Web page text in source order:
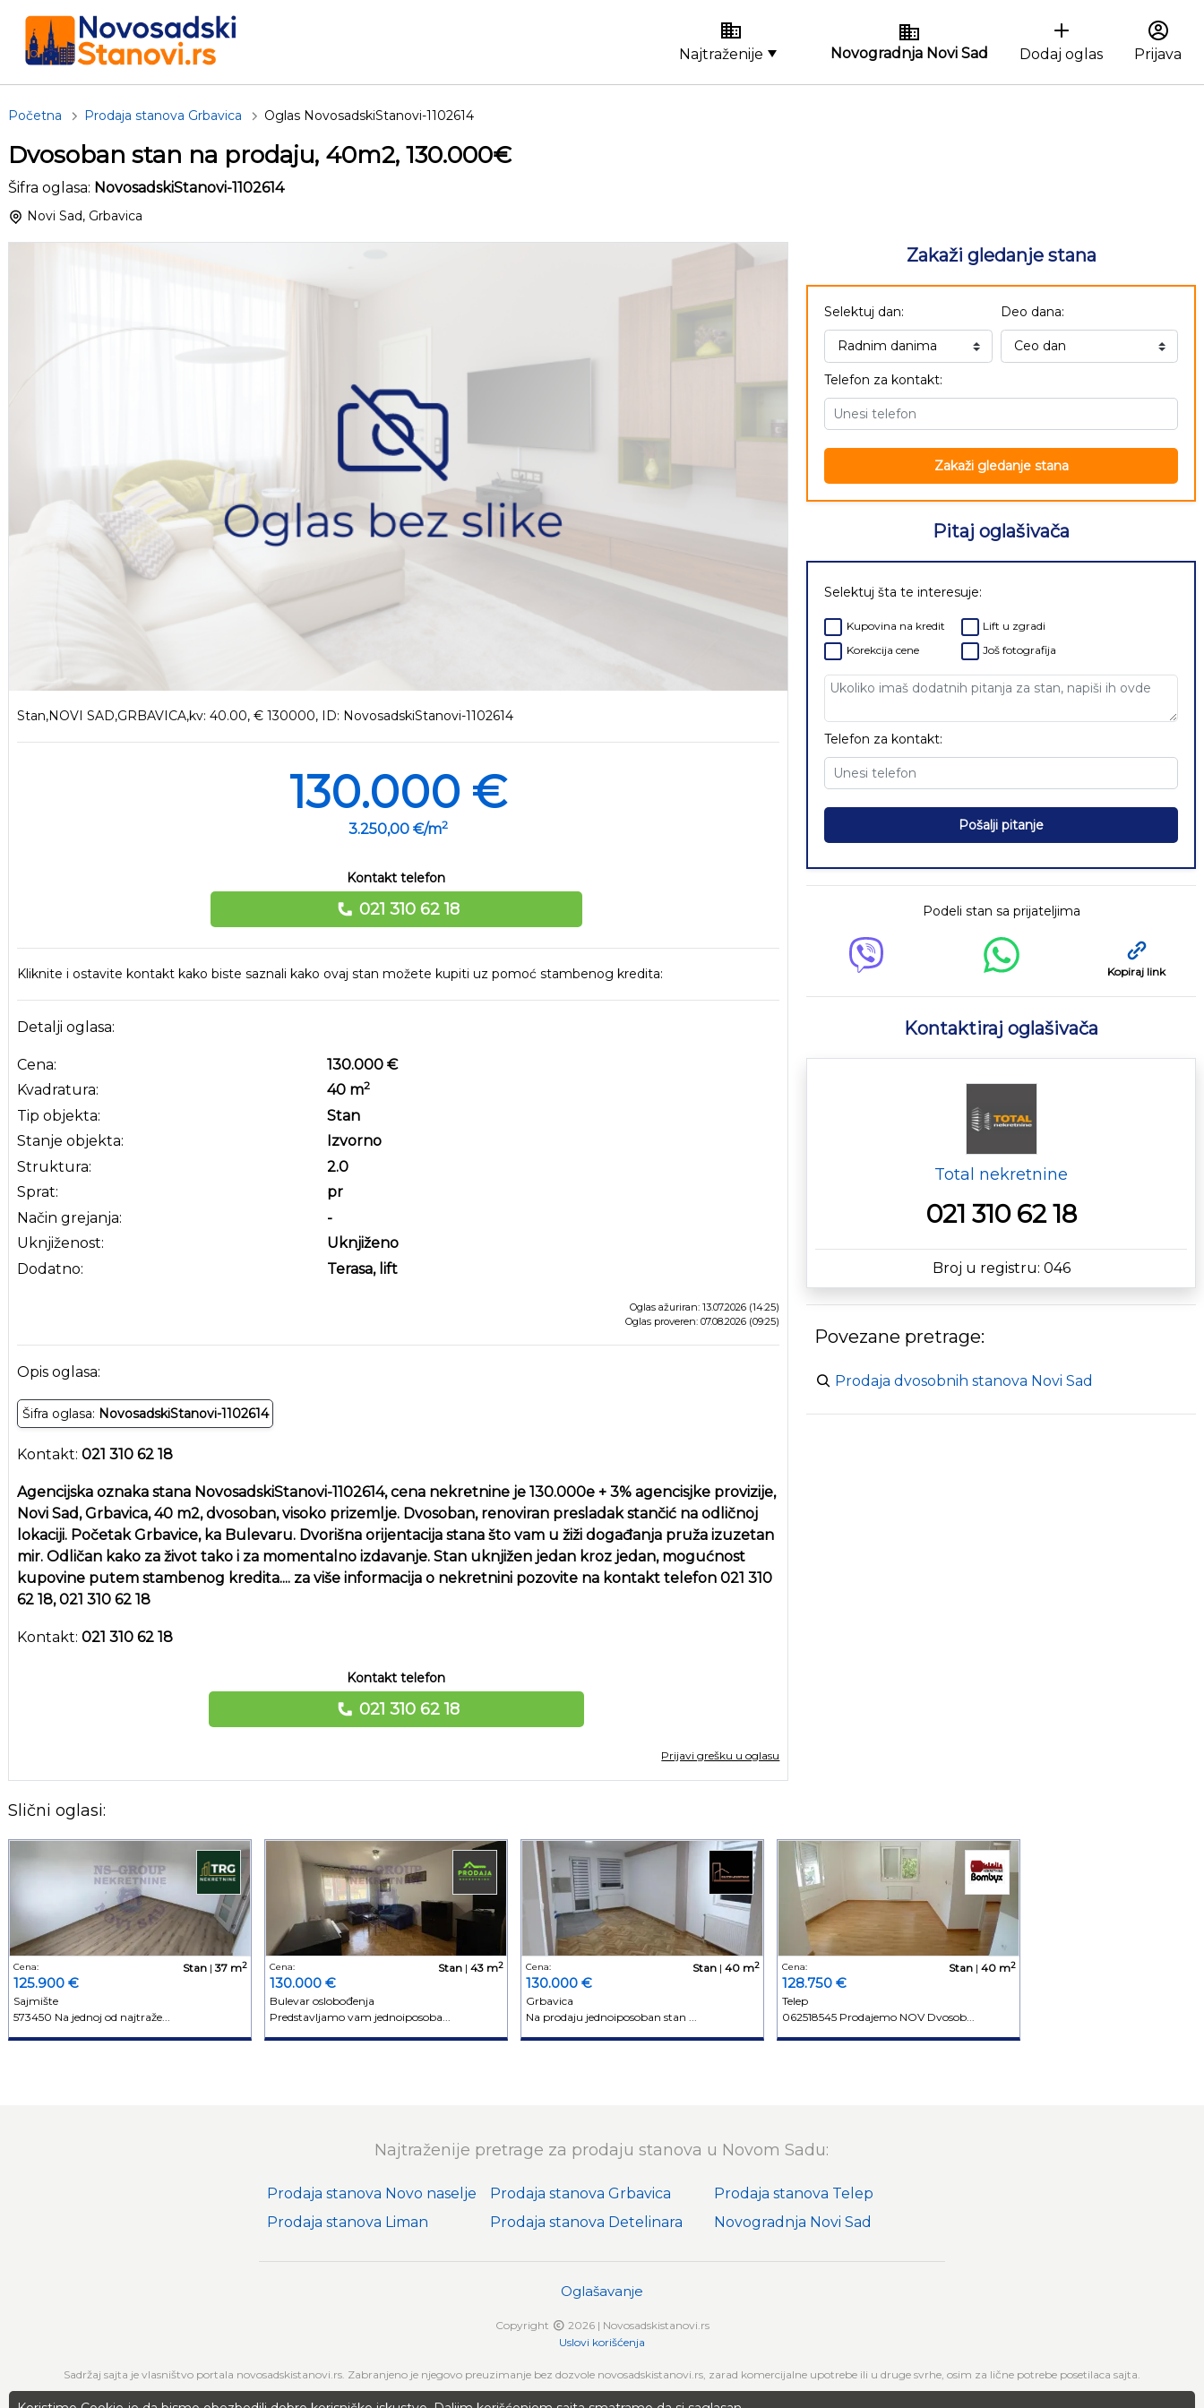
Najtraženije Novogradnja Novi Sad Dodaj oglas Prijava
Početna Prodaja stanova Grbavica Oglas NovosadskiStanovi-1102614
Dvosoban stan na prodaju, 40m2, 130.000€
Šifra oglasa: NovosadskiStanovi-1102614
Novi Sad, Grbavica
Stan,NOVI SAD,GRBAVICA,kv: 40.00, € 130000, ID: NovosadskiStanovi-1102614
130.000 €
3.250,00 €/m2
Kontakt telefon
021 310 62 18
Kliknite i ostavite kontakt kako biste saznali kako ovaj stan možete kupiti uz pomoć stambenog kredita:
Detalji oglasa:
Cena:
Kvadratura:
Tip objekta:
Stanje objekta:
Struktura:
Sprat:
Način grejanja:
Uknjiženost:
Dodatno:
130.000 €
40m2
Stan
Izvorno
2.0
pr
-
Uknjiženo
Terasa, lift
Oglas ažuriran: 13.07.2026 (14:25)
Oglas proveren: 07.08.2026 (09:25)
Opis oglasa:
Šifra oglasa: NovosadskiStanovi-1102614
Kontakt: 021 310 62 18
Agencijska oznaka stana NovosadskiStanovi-1102614, cena nekretnine je 130.000e + 3% agencisjke provizije,
Novi Sad, Grbavica, 40 m2, dvosoban, visoko prizemlje. Dvosoban, renoviran presladak stančić na odličnoj
lokaciji. Početak Grbavice, ka Bulevaru. Dvorišna orijentacija stana što vam u žiži događanja pruža izuzetan
mir. Odličan kako za život tako i za momentalno izdavanje. Stan uknjižen jedan kroz jedan, mogućnost
kupovine putem stambenog kredita.... za više informacija o nekretnini pozovite na kontakt telefon 021 310
62 18, 021 310 62 18
Kontakt: 021 310 62 18
Kontakt telefon
021 310 62 18
Prijavi grešku u oglasu
Zakaži gledanje stana
Selektuj dan: Deo dana:
Telefon za kontakt:
Zakaži gledanje stana
Pitaj oglašivača
Selektuj šta te interesuje:
Kupovina na kredit
Korekcija cene
Lift u zgradi
Još fotografija
Telefon za kontakt:
Pošalji pitanje
Podeli stan sa prijateljima
Kopiraj link
Kontaktiraj oglašivača
Total nekretnine
021 310 62 18
Broj u registru: 046
Povezane pretrage:
Prodaja dvosobnih stanova Novi Sad
Slični oglasi:
Cena:
125.900 €
Stan|37 m2
Sajmište
573450 Na jednoj od najtraže...
Cena:
130.000 €
Stan| 43 m2
Bulevar oslobođenja
Predstavljamo vam jednoiposoba...
Cena:
130.000 €
Stan| 40 m2
Grbavica
Na prodaju jednoiposoban stan ...
Cena:
128.750 €
Stan| 40 m2
Telep
062518545 Prodajemo NOV Dvosob...
Najtraženije pretrage za prodaju stanova u Novom Sadu:
Prodaja stanova Novo naselje
Prodaja stanova Liman
Prodaja stanova Grbavica
Prodaja stanova Detelinara
Prodaja stanova Telep
Novogradnja Novi Sad
Oglašavanje
Copyright
2026 | Novosadskistanovi.rs
Uslovi korišćenja
Sadržaj sajta je vlasništvo portala novosadskistanovi.rs. Zabranjeno je njegovo preuzimanje bez dozvole novosadskistanovi.rs, zarad komercijalne upotrebe ili u druge svrhe, osim za lične potrebe posetilaca sajta.